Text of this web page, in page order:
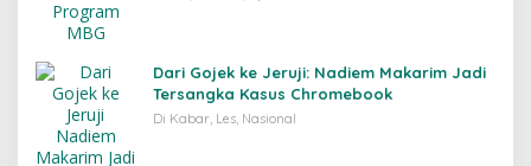
Dari Gojek ke Jeruji: Nadiem Makarim Jadi
Tersangka Kasus Chromebook
Di Kabar, Les, Nasional